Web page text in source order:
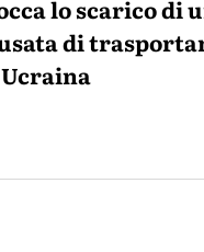
lo scarico di
di